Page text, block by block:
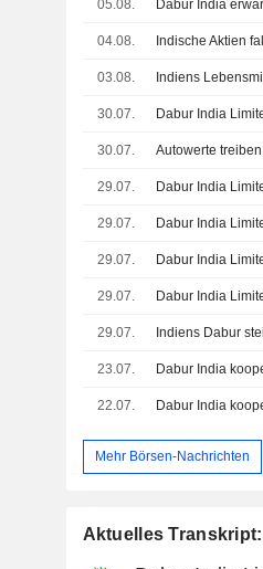
05.08.
04.08.
03.08.
30.07.
30.07. Autowerte
29.07. Dabur India
29.07. Dabur India
29.07. Dabur India
29.07.
29.07.
23.07. Dabur India
22.07. Dabur India
Mehr Börsen-Nachrichten
Aktuelles